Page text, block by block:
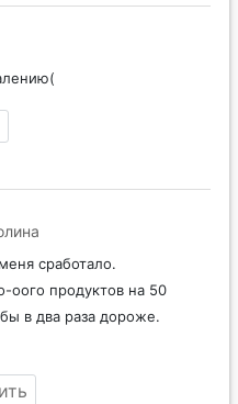
сработало.
оого продуктов на 50
в два раза дороже.